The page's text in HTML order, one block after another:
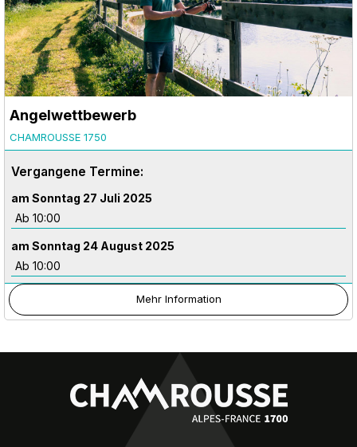
Angelwettbewerb
CHAMROUSSE 1750
Vergangene Termine:
am Sonntag 27 Juli 2025
Ab 10:00
am Sonntag 24 August 2025
Ab 10:00
Mehr Information